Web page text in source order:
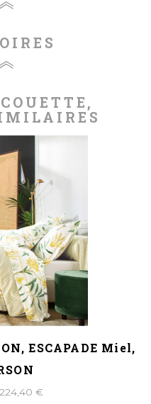
ESCAPADE Miel,
224,40 €